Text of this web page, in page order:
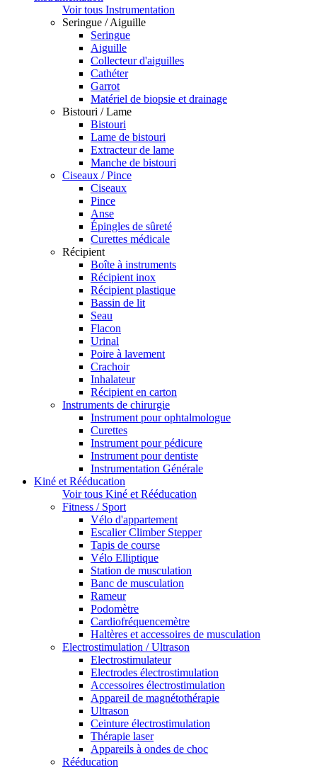
Voir tous Instrumentation
Seringue / Aiguille
Seringue
Aiguille
Collecteur d'aiguilles
Cathéter
Garrot
Matériel de biopsie et drainage
Bistouri / Lame
Bistouri
Lame de bistouri
Extracteur de lame
Manche de bistouri
Ciseaux / Pince
Ciseaux
Pince
Anse
Épingles de sûreté
Curettes médicale
Récipient
Boîte à instruments
Récipient inox
Récipient plastique
Bassin de lit
Seau
Flacon
Urinal
Poire à lavement
Crachoir
Inhalateur
Récipient en carton
Instruments de chirurgie
Instrument pour ophtalmologue
Curettes
Instrument pour pédicure
Instrument pour dentiste
Instrumentation Générale
Kiné et Rééducation
Voir tous Kiné et Rééducation
Fitness / Sport
Vélo d'appartement
Escalier Climber Stepper
Tapis de course
Vélo Elliptique
Station de musculation
Banc de musculation
Rameur
Podomètre
Cardiofréquencemètre
Haltères et accessoires de musculation
Electrostimulation / Ultrason
Electrostimulateur
Electrodes électrostimulation
Accessoires électrostimulation
Appareil de magnétothérapie
Ultrason
Ceinture électrostimulation
Thérapie laser
Appareils à ondes de choc
Rééducation